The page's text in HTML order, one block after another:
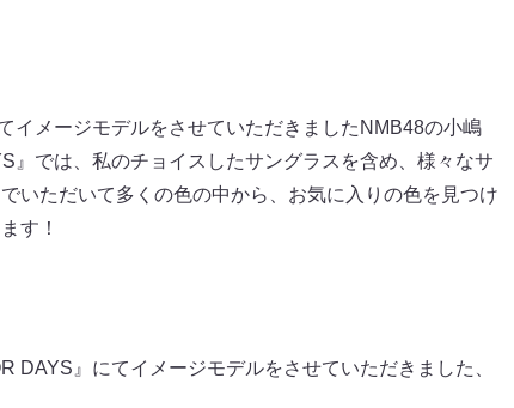
イメージモデルをさせていただきましたNMB48の小嶋
では、私のチョイスしたサングラスを含め、様々なサ
ただいて多くの色の中から、お気に入りの色を見つけ
す！
』にてイメージモデルをさせていただきました、